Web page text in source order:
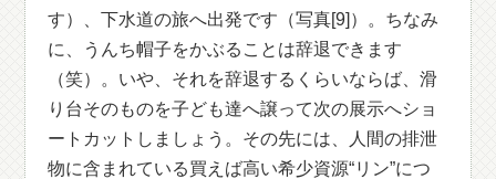
す）、下水道の旅へ出発です（写真[9]）。ちなみ
に、うんち帽子をかぶることは辞退できます
（笑）。いや、それを辞退するくらいならば、滑
り台そのものを子ども達へ譲って次の展示へショ
ートカットしましょう。その先には、人間の排泄
物に含まれている買えば高い希少資源“リン”につ